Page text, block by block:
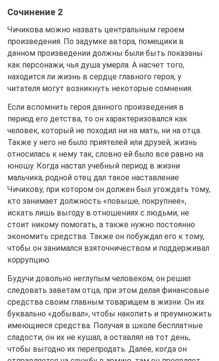
Сочинение 2
Чичикова можно назвать центральным героем
произведения. По задумке автора, помещики в
данном произведении должны были быть показаны
как персонажи, чья душа умерла. А насчет того,
находится ли жизнь в сердце главного героя, у
читателя могут возникнуть некоторые сомнения.
Если вспомнить героя данного произведения в
период его детства, то он характеризовался как
человек, который не походил ни на мать, ни на отца.
Также у него не было приятелей или друзей, жизнь
относилась к нему так, словно ей было все равно на
юношу. Когда настал учебный период в жизни
мальчика, родной отец дал такое наставление
Чичикову, при котором он должен был угождать тому,
кто занимает должность «повыше, покрупнее»,
искать лишь выгоду в отношениях с людьми, не
стоит никому помогать, а также нужно постоянно
экономить средства. Также он побуждал его к тому,
чтобы он занимался взяточничеством и поддерживал
коррупцию.
Будучи довольно неглупым человеком, он решил
следовать заветам отца, при этом делая финансовые
средства своим главным товарищем в жизни. Он их
буквально «добывал», чтобы накопить и преумножить
имеющиеся средства. Получая в школе бесплатные
сладости, он их не кушал, а оставлял на тот день,
чтобы выгодно их перепродать. Далее, когда он